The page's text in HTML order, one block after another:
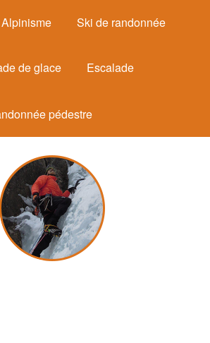
Alpinisme Ski de randonnée
de glace Escalade
pédestre